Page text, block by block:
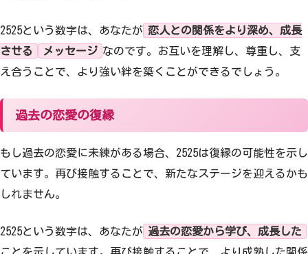
2525という数字は、あなたが 恋人との関係をより深め、成長
させる
メッセージ なのです。お互いを理解し、尊重し、支
え合うことで、より強い絆を築くことができるでしょう。
過去の恋愛の復縁
もし過去の恋愛に未練がある場合、2525は復縁の可能性を示し
ています。再び接触することで、新たなステージを迎えるかも
しれません。
2525という数字は、あなたが 過去の恋愛から学び、成長した